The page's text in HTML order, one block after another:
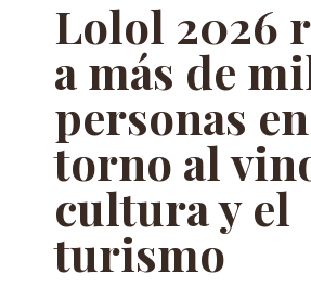
Lolol 2026
a más de
personas en
torno al
cultura y el
turismo